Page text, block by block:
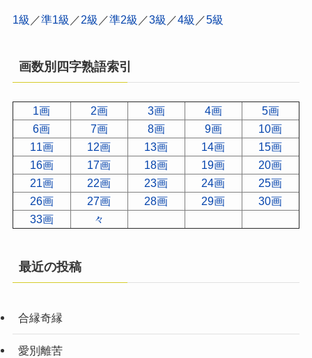
1級 ／準1級 ／2級 ／準2級 ／3級 ／4級 ／5級
画数別四字熟語索引
1画 2画 3画 4画
5画
6画
7画 8画 9画
10画
11画
12画 13画 14画
15画
16画
17画 18画 19画
20画
21画
22画 23画 24画
25画
26画
27画 28画 29画
30画
33画
々
最近の投稿
合縁奇縁
愛別離苦